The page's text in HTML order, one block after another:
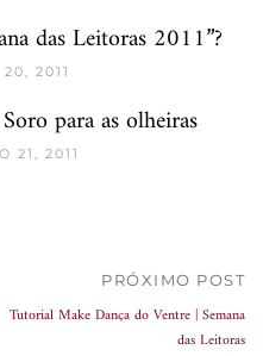
das Leitoras 2011”?
2011
para as olheiras
21, 2011
PRÓXIMO POST
Tutorial Make Dança do Ventre | Semana
das Leitoras